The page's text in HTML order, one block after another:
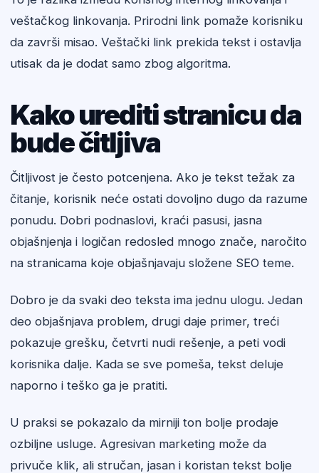
veštačkog linkovanja. Prirodni link pomaže korisniku
da završi misao. Veštački link prekida tekst i ostavlja
utisak da je dodat samo zbog algoritma.
Kako urediti stranicu da
bude čitljiva
Čitljivost je često potcenjena. Ako je tekst težak za
čitanje, korisnik neće ostati dovoljno dugo da razume
ponudu. Dobri podnaslovi, kraći pasusi, jasna
objašnjenja i logičan redosled mnogo znače, naročito
na stranicama koje objašnjavaju složene SEO teme.
Dobro je da svaki deo teksta ima jednu ulogu. Jedan
deo objašnjava problem, drugi daje primer, treći
pokazuje grešku, četvrti nudi rešenje, a peti vodi
korisnika dalje. Kada se sve pomeša, tekst deluje
naporno i teško ga je pratiti.
U praksi se pokazalo da mirniji ton bolje prodaje
ozbiljne usluge. Agresivan marketing može da
privuče klik, ali stručan, jasan i koristan tekst bolje